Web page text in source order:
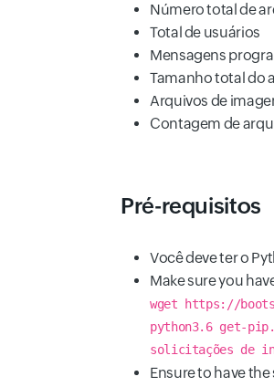
Número total de
Total de usuários
Mensagens
Tamanho total do
Arquivos de
Contagem de
Pré-requisitos
Você deve ter o
Make sure you
wget https://
python3.6 get-
solicitações de
Ensure to have